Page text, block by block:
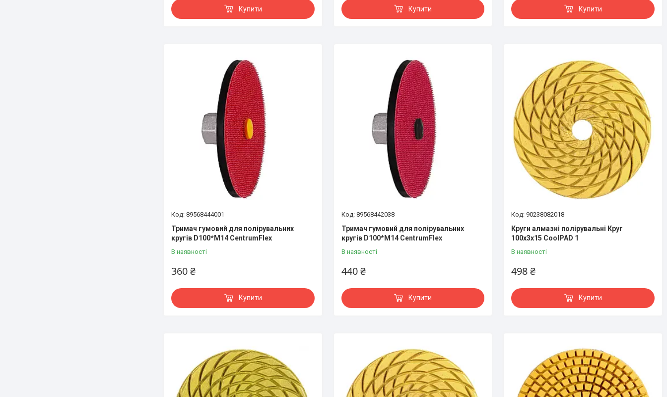
Купити Купити Купити
89568444001
Тримач гумовий для полірувальних
кругів D100*M14 CentrumFlex
В наявності
360 ₴
Купити
89568442038
Тримач гумовий для полірувальних
кругів D100*M14 CentrumFlex
В наявності
440 ₴
Купити
90238082018
Круги алмазні полірувальні Круг
100x3x15 CoolPAD 1
В наявності
498 ₴
Купити